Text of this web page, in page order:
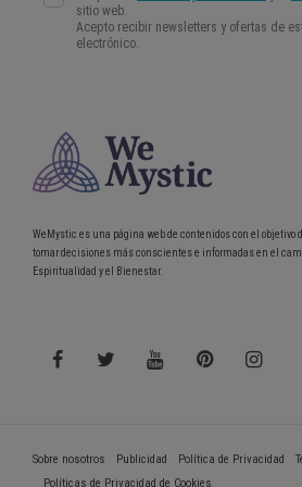
WeMystic es una página web de contenidos con el objetivo
tomar decisiones más conscientes e informadas en el
Espiritualidad y el Bienestar.
Sobre nosotros Publicidad Política de Privacidad
Políticas de Privacidad de Cookies